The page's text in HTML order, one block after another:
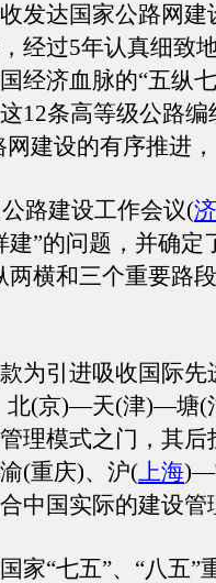
达国家公路网建
经过5年认真细致
经济血脉的“五纵
12条高等级公路
建设的有序推进
路建设工作会议(
建”的问题，并确定
两横和三个重要路
引进吸收国际先
(京)—天(津)—塘(
理模式之门，其后
(重庆)、沪(上海)—
中国实际的建设管
“七五”、“八五”